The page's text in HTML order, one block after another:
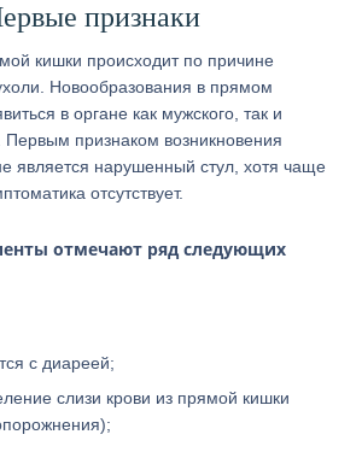
признаки
кишки происходит по причине
Новообразования в прямом
в органе как мужского, так и
Первым признаком возникновения
является нарушенный стул, хотя чаще
отсутствует.
отмечают ряд следующих
с диареей;
слизи крови из прямой кишки